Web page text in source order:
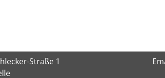
Straße 1